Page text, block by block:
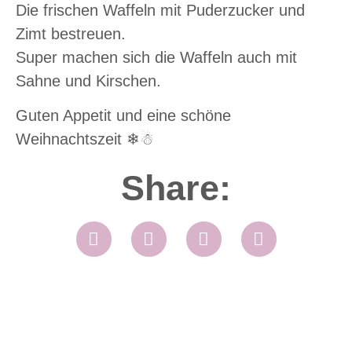
Die frischen Waffeln mit Puderzucker und
Zimt bestreuen.
Super machen sich die Waffeln auch mit
Sahne und Kirschen.
Guten Appetit und eine schöne
Weihnachtszeit ❄☃
Share: